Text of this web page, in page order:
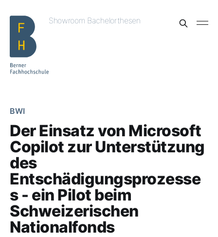
Showroom Bachelorthesen
BWI
Der Einsatz von Microsoft
Copilot zur Unterstützung
des
Entschädigungsprozesse
s - ein Pilot beim
Schweizerischen
Nationalfonds